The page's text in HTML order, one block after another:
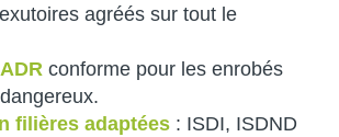
agréés sur tout le
conforme pour les enrobés
filières adaptées : ISDI, ISDND